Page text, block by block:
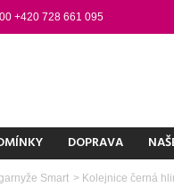
+420 728 661 095
DOPRAVA
Smart > Kolejnice černá